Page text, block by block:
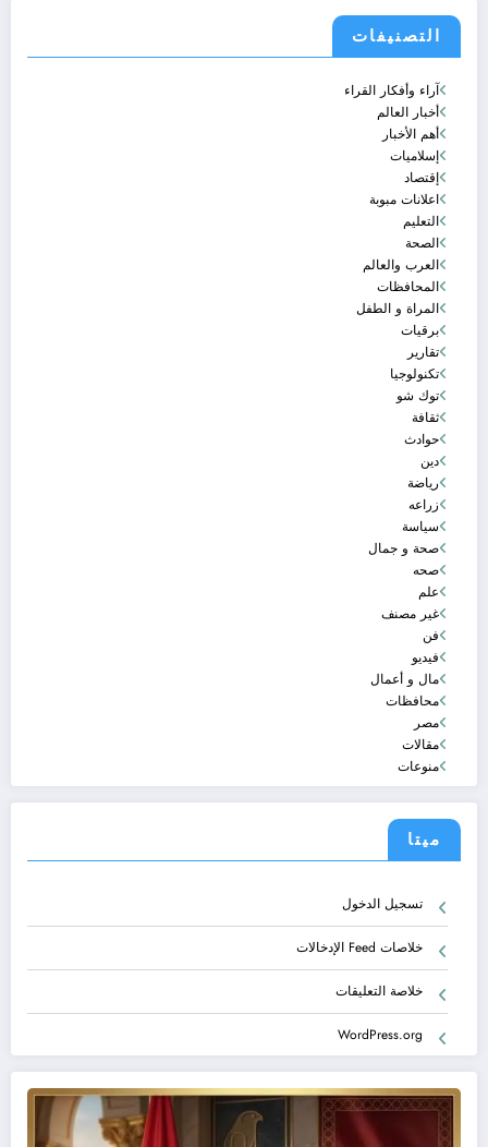
التصنيفات
آراء وأفكار القراء
أخبار العالم
أهم الأخبار
إسلاميات
إقتصاد
اعلانات مبوبة
التعليم
الصحة
العرب والعالم
المحافظات
المراة و الطفل
برقيات
تقارير
تكنولوجيا
توك شو
ثقافة
حوادث
دين
رياضة
زراعه
سياسة
صحة و جمال
صحه
علم
غير مصنف
فن
فيديو
مال و أعمال
محافظات
مصر
مقالات
منوعات
ميتا
تسجيل الدخول
خلاصات Feed الإدخالات
خلاصة التعليقات
WordPress.org